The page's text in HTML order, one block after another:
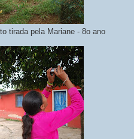
tirada pela Mariane - 8o ano